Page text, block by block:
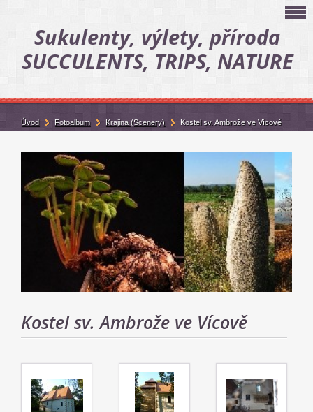
Sukulenty, výlety, příroda
SUCCULENTS, TRIPS, NATURE
Kostel sv. Ambrože ve Vícově
Úvod Fotoalbum Krajina (Scenery) Kostel sv. Ambrože ve Vícově